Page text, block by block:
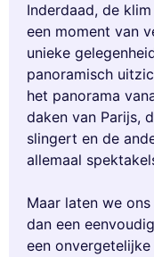
Inderdaad, de
een moment van
unieke
panoramisch
het panorama
daken van Parijs,
slingert en de
allemaal
Maar laten we
dan een
een